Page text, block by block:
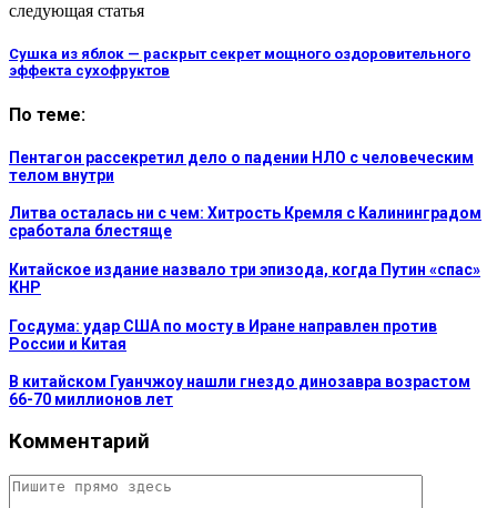
следующая статья
Сушка из яблок — раскрыт секрет мощного оздоровительного
эффекта сухофруктов
По теме:
Пентагон рассекретил дело о падении НЛО с человеческим
телом внутри
Литва осталась ни с чем: Хитрость Кремля с Калининградом
сработала блестяще
Китайское издание назвало три эпизода, когда Путин «спас»
КНР
Госдума: удар США по мосту в Иране направлен против
России и Китая
В китайском Гуанчжоу нашли гнездо динозавра возрастом
66-70 миллионов лет
Комментарий